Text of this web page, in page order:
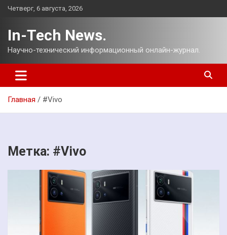
Перейти
Четверг, 6 августа, 2026
In-Tech News.
Научно-технический информационный онлайн-журнал.
Главная #Vivo
Метка: #Vivo